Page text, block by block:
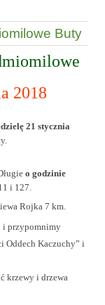
Buty
2018
21 stycznia
o godzinie
i 127.
Rojka 7 km.
i przypomnimy
Oddech Kaczuchy” i
krzewy i drzewa